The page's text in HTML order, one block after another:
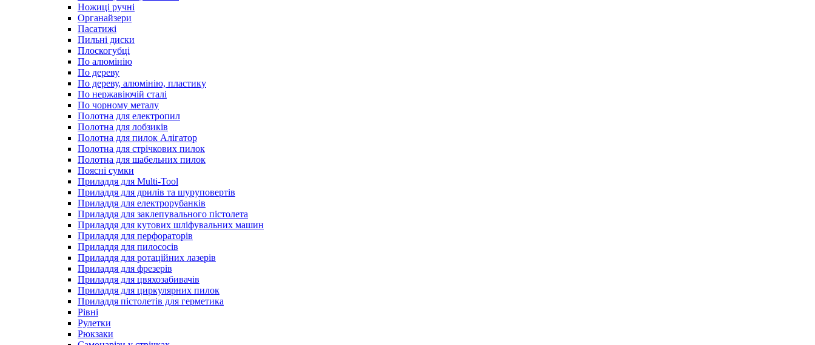
Ножиці ручні
Органайзери
Пасатижі
Пильні диски
Плоскогубці
По алюмінію
По дереву
По дереву, алюмінію, пластику
По нержавіючій сталі
По чорному металу
Полотна для електропил
Полотна для лобзиків
Полотна для пилок Алігатор
Полотна для стрічкових пилок
Полотна для шабельних пилок
Поясні сумки
Приладдя для Multi-Tool
Приладдя для дрилів та шуруповертів
Приладдя для електрорубанків
Приладдя для заклепувального пістолета
Приладдя для кутових шліфувальних машин
Приладдя для перфораторів
Приладдя для пилососів
Приладдя для ротаційних лазерів
Приладдя для фрезерів
Приладдя для цвяхозабивачів
Приладдя для циркулярних пилок
Приладдя пістолетів для герметика
Рівні
Рулетки
Рюкзаки